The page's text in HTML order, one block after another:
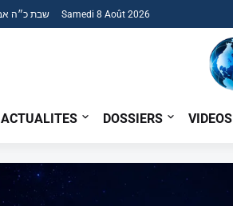
שבת כ״ה אב תשפ"ו Samedi 8 Août 2026
ACTUALITES DOSSIERS VIDEOS